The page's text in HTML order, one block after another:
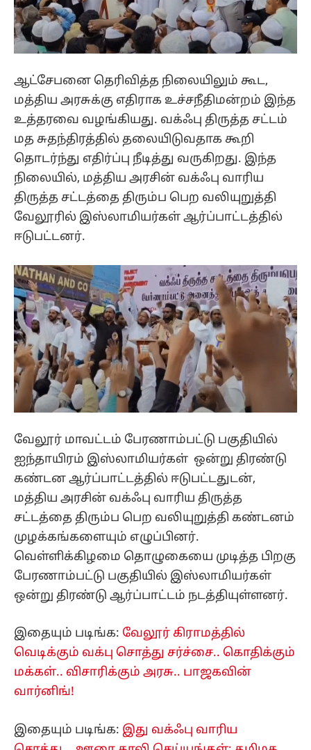
ஆட்சேபனை தெரிவித்த நிலையிலும் கூட,
மத்திய அரசுக்கு எதிராக உச்சநீதிமன்றம் இந்த
உத்தரவை வழங்கியது. வக்ஃபு திருத்த சட்டம்
மத சுதந்திரத்தில் தலையிடுவதாக கூறி
தொடர்ந்து எதிர்ப்பு நீடித்து வருகிறது. இந்த
நிலையில், மத்திய அரசின் வக்ஃபு வாரிய
திருத்த சட்டத்தை திரும்ப பெற வலியுறுத்தி
வேலூரில் இஸ்லாமியர்கள் ஆர்ப்பாட்டத்தில்
ஈடுபட்டனர்.
வேலூர் மாவட்டம் பேரணாம்பட்டு பகுதியில்
ஐந்தாயிரம் இஸ்லாமியர்கள் ஒன்று திரண்டு
கண்டன ஆர்ப்பாட்டத்தில் ஈடுபட்டதுடன்,
மத்திய அரசின் வக்ஃபு வாரிய திருத்த
சட்டத்தை திரும்ப பெற வலியுறுத்தி கண்டனம்
முழக்கங்களையும் எழுப்பினர்.
வெள்ளிக்கிழமை தொழுகையை முடித்த பிறகு
பேரணாம்பட்டு பகுதியில் இஸ்லாமியர்கள்
ஒன்று திரண்டு ஆர்ப்பாட்டம் நடத்தியுள்ளனர்.
இதையும் படிங்க: வேலூர் கிராமத்தில்
வெடிக்கும் வக்பு சொத்து சர்ச்சை.. கொதிக்கும்
மக்கள்.. விசாரிக்கும் அரசு.. பாஜகவின்
வார்னிங்!
இதையும் படிங்க: இது வக்ஃபு வாரிய